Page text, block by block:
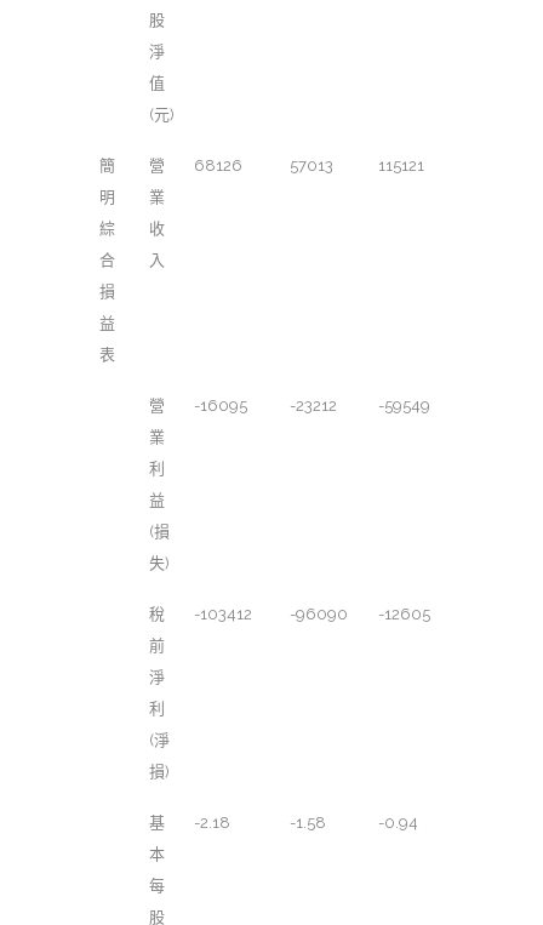
股
淨
值
(元)
簡
明
綜
合
損
益
表
營
業
收
入
68126 57013 115121
營
業
利
益
(損
失)
-16095 -23212 -59549
稅
前
淨
利
(淨
損)
-103412 -96090 -12605
基
本
每
股
-2.18 -1.58 -0.94